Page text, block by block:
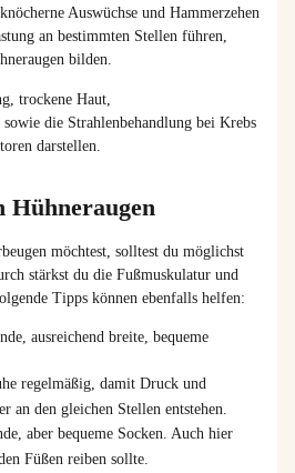
Auswüchse und Hammerzehen
an bestimmten Stellen führen,
bilden.
trockene Haut,
die Strahlenbehandlung bei Krebs
darstellen.
Hühneraugen
möchtest, solltest du möglichst
stärkst du die Fußmuskulatur und
Tipps können ebenfalls helfen:
ausreichend breite, bequeme
regelmäßig, damit Druck und
an den gleichen Stellen entstehen.
aber bequeme Socken. Auch hier
Füßen reiben sollte.